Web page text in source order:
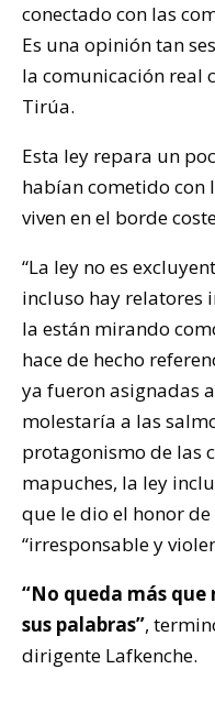
conectado con las
Es una opinión tan
la comunicación real
Tirúa.
Esta ley repara un
habían cometido con
viven en el borde
“La ley no es
incluso hay relatores
la están mirando
hace de hecho
ya fueron asignadas
molestaría a las
protagonismo de las
mapuches, la ley
que le dio el honor
“irresponsable y
“No queda más
sus palabras”,
dirigente Lafkenche.